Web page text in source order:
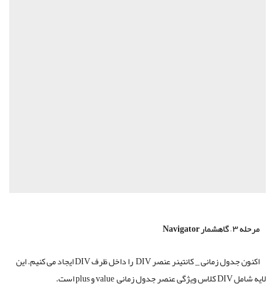
مرحله ۳ – گاهشمار Navigator
اکنون جدول زمانی _ کانتینر عنصر DIV را داخل ظرف DIV ایجاد می کنیم. این
لایه شامل DIV کلاس ویژگی عنصر جدول زمانی value و plus است.